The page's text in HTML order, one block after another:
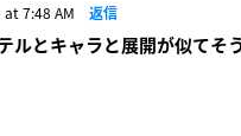
7:48 AM 返信
ルとキャラと展開が似てそ